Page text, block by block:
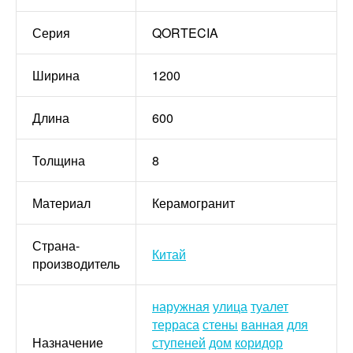
Серия QORTECIA
Ширина 1200
Длина 600
Толщина 8
Материал Керамогранит
Страна-
производитель
Китай
Назначение
наружная улицатуалет
террасастены ванная для
ступеней дом коридор